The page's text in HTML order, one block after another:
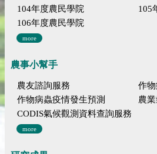
104年度農民學院
105
106年度農民學院
more
農事小幫手
農友諮詢服務
作
作物病蟲疫情發生預測
農
CODIS氣候觀測資料查詢服務
more